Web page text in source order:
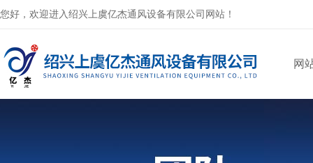
您好，欢迎进入绍兴上虞亿杰通风设备有限公司网站！
网